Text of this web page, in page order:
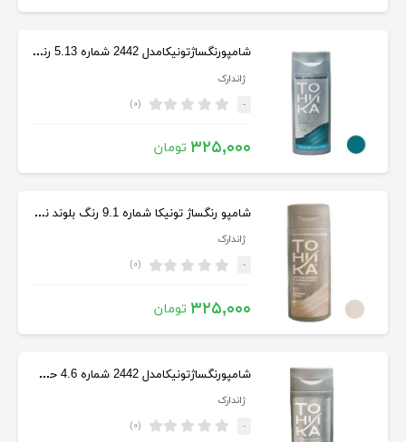
شامپورنگساژتونیکامدل 2442 شماره 5.13 رنگ آبی اقیانوسی حجم 150 میل
ژاندارک
- (۰)
۳۲۵,۰۰۰ تومان
شامپو رنگساژ تونیکا شماره 9.1 رنگ بلوند نقره ای حجم 150 میل
ژاندارک
- (۰)
۳۲۵,۰۰۰ تومان
شامپورنگساژتونیکامدل 2442 شماره 4.6 حجم 150 میلی‌ لیتر رنگ سرخابی
ژاندارک
- (۰)